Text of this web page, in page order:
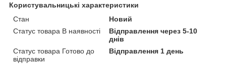
Користувальницькі характеристики
Стан
Новий
Статус товара В наявності
Відправлення через 5-10
днів
Статус товара Готово до
відправки
Відправлення 1 день